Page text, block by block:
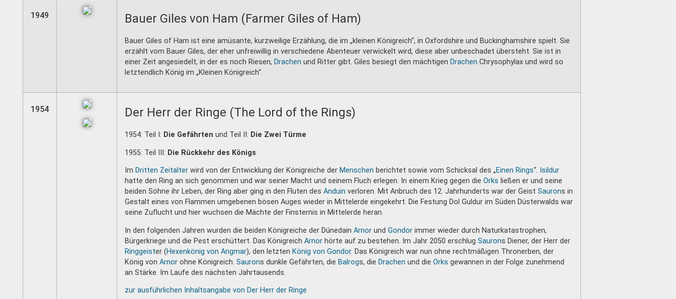
1949 Bauer Giles von Ham (Farmer Giles of Ham)
Bauer Giles of Ham ist eine amüsante, kurzweilige Erzählung, die im „kleinen Königreich“, in Oxfordshire und Buckinghamshire spielt. Sie
erzählt vom Bauer Giles, der eher unfreiwillig in verschiedene Abenteuer verwickelt wird, diese aber unbeschadet übersteht. Sie ist in
einer Zeit angesiedelt, in der es noch Riesen, Drachen und Ritter gibt. Giles besiegt den mächtigen Drachen Chrysophylax und wird so
letztendlich König im „Kleinen Königreich“.
1954 Der Herr der Ringe (The Lord of the Rings)
1954: Teil I: Die Gefährten und Teil II: Die Zwei Türme
1955: Teil III: Die Rückkehr des Königs
Im Dritten Zeitalter wird von der Entwicklung der Königreiche der Menschen berichtet sowie vom Schicksal des „Einen Rings“. Isildur
hatte den Ring an sich genommen und war seiner Macht und seinem Fluch erlegen. In einem Krieg gegen die Orks ließen er und seine
beiden Söhne ihr Leben, der Ring aber ging in den Fluten des Anduin verloren. Mit Anbruch des 12. Jahrhunderts war der Geist Saurons in
Gestalt eines von Flammen umgebenen bösen Auges wieder in Mittelerde eingekehrt. Die Festung Dol Guldur im Süden Düsterwalds war
seine Zuflucht und hier wuchsen die Mächte der Finsternis in Mittelerde heran.
In den folgenden Jahren wurden die beiden Königreiche der Dúnedain Arnor und Gondor immer wieder durch Naturkatastrophen,
Bürgerkriege und die Pest erschüttert. Das Königreich Arnor hörte auf zu bestehen. Im Jahr 2050 erschlug Saurons Diener, der Herr der
Ringgeister (Hexenkönig von Angmar), den letzten König von Gondor. Das Königreich war nun ohne rechtmäßigen Thronerben, der
König von Arnor ohne Königreich. Saurons dunkle Gefährten, die Balrogs, die Drachen und die Orks gewannen in der Folge zunehmend
an Stärke. Im Laufe des nächsten Jahrtausends.
zur ausführlichen Inhaltsangabe von Der Herr der Ringe